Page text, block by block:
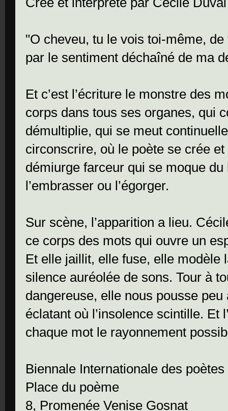
"O cheveu, tu le vois toi-même,
par le sentiment déchaîné de ma
Et c’est l’écriture le monstre des
corps dans tous ses organes, qui
démultiplie, qui se meut
circonscrire, où le poète se crée
démiurge farceur qui se moque
l’embrasser ou l’égorger.
Sur scène, l’apparition a lieu.
ce corps des mots qui ouvre un
Et elle jaillit, elle fuse, elle modèle
silence auréolée de sons. Tour à
dangereuse, elle nous pousse
éclatant où l’insolence scintille. Et
chaque mot le rayonnement
Biennale Internationale des
Place du poème
8, Promenée Venise Gosnat